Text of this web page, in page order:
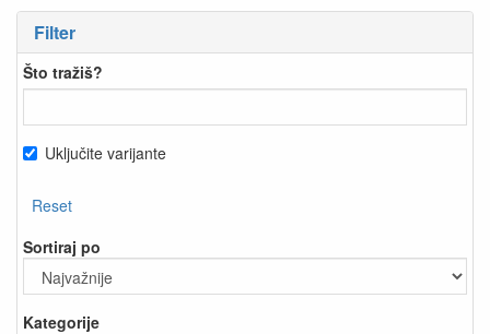
Filter
Što tražiš?
Uključite varijante
Reset
Sortiraj po
Kategorije